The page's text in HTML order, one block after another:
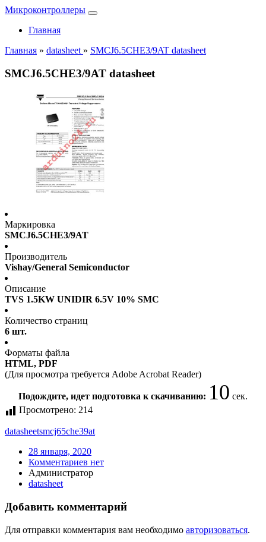
Микроконтроллеры
Главная
Главная » datasheet » SMCJ6.5CHE3/9AT datasheet
SMCJ6.5CHE3/9AT datasheet
Маркировка
SMCJ6.5CHE3/9AT
Производитель
Vishay/General Semiconductor
Описание
TVS 1.5KW UNIDIR 6.5V 10% SMC
Количество страниц
6 шт.
Форматы файла
HTML, PDF
(Для просмотра требуется Adobe Acrobat Reader)
Подождите, идет подготовка к скачиванию: 10 сек.
Просмотрено: 214
datasheetsmcj65che39at
28 января, 2020
Комментариев нет
Администратор
datasheet
Добавить комментарий
Для отправки комментария вам необходимо авторизоваться.